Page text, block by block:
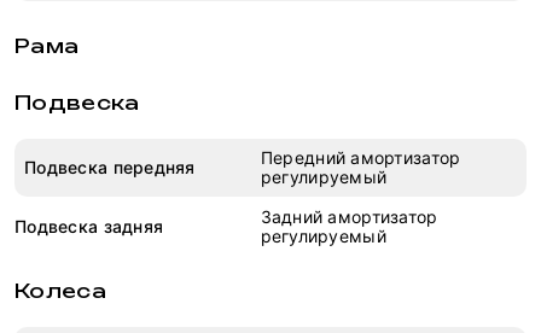
Рама
Подвеска
Подвеска передняя
Передний амортизатор
регулируемый
Подвеска задняя
Задний амортизатор
регулируемый
Колеса